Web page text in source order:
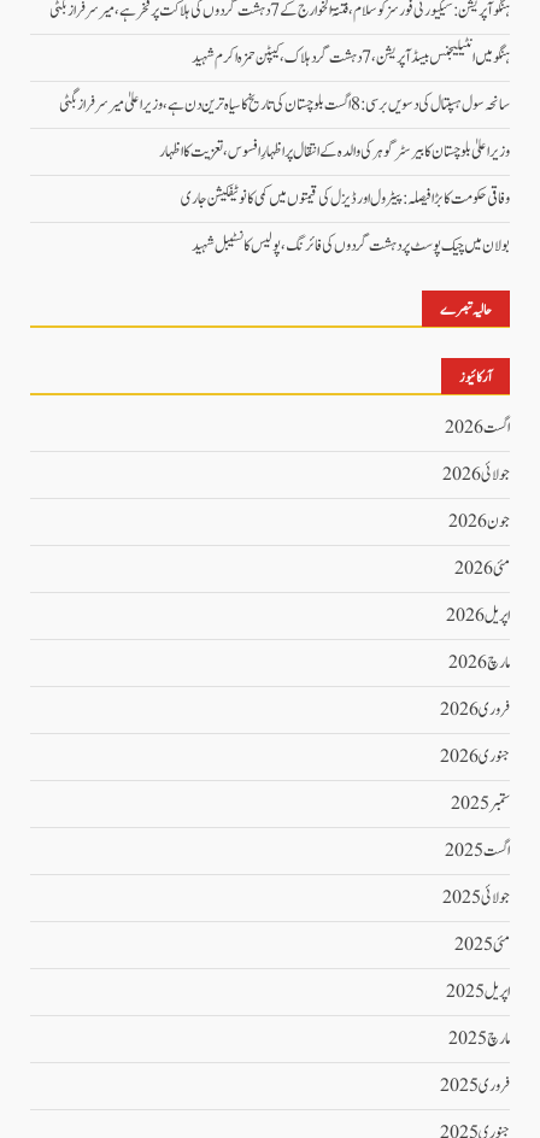
ہنگو آپریشن: سیکیورٹی فورسز کو سلام، فتنۃ الخوارج کے 7 دہشت گردوں کی ہلاکت پر فخر ہے، میر سرفراز بگٹی
ہنگو میں انٹیلیجنس بیسڈ آپریشن، 7 دہشت گرد ہلاک، کیپٹن حمزہ اکرم شہید
سانحہ سول ہسپتال کی دسویں برسی: 8 اگست بلوچستان کی تاریخ کا سیاہ ترین دن ہے، وزیر اعلیٰ میر سرفراز بگٹی
وزیر اعلیٰ بلوچستان کا بیرسٹر گوہر کی والدہ کے انتقال پر اظہارِ افسوس، تعزیت کا اظہار
وفاقی حکومت کا بڑا فیصلہ: پیٹرول اور ڈیزل کی قیمتوں میں کمی کا نوٹیفکیشن جاری
بولان میں چیک پوسٹ پر دہشت گردوں کی فائرنگ، پولیس کانسٹیبل شہید
حالیہ تبصرے
آرکائیوز
اگست 2026
جولائی 2026
جون 2026
مئی 2026
اپریل 2026
مارچ 2026
فروری 2026
جنوری 2026
ستمبر 2025
اگست 2025
جولائی 2025
مئی 2025
اپریل 2025
مارچ 2025
فروری 2025
جنوری 2025